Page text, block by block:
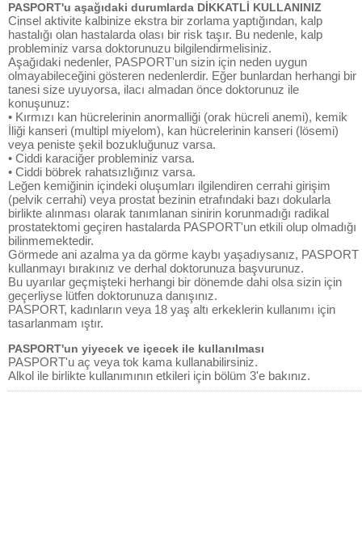
PASPORT'u aşağıdaki durumlarda DİKKATLİ KULLANINIZ
Cinsel aktivite kalbinize ekstra bir zorlama yaptığından, kalp
hastalığı olan hastalarda olası bir risk taşır. Bu nedenle, kalp
probleminiz varsa doktorunuzu bilgilendirmelisiniz.
Aşağıdaki nedenler, PASPORT'un sizin için neden uygun
olmayabileceğini gösteren nedenlerdir. Eğer bunlardan herhangi bir
tanesi size uyuyorsa, ilacı almadan önce doktorunuz ile
konuşunuz:
• Kırmızı kan hücrelerinin anormalliği (orak hücreli anemi), kemik
İliği kanseri (multipl miyelom), kan hücrelerinin kanseri (lösemi)
veya peniste şekil bozukluğunuz varsa.
• Ciddi karaciğer probleminiz varsa.
• Ciddi böbrek rahatsızlığınız varsa.
Leğen kemiğinin içindeki oluşumları ilgilendiren cerrahi girişim
(pelvik cerrahi) veya prostat bezinin etrafındaki bazı dokularla
birlikte alınması olarak tanımlanan sinirin korunmadığı radikal
prostatektomi geçiren hastalarda PASPORT'un etkili olup olmadığı
bilinmemektedir.
Görmede ani azalma ya da görme kaybı yaşadıysanız, PASPORT
kullanmayı bırakınız ve derhal doktorunuza başvurunuz.
Bu uyarılar geçmişteki herhangi bir dönemde dahi olsa sizin için
geçerliyse lütfen doktorunuza danışınız.
PASPORT, kadınların veya 18 yaş altı erkeklerin kullanımı için
tasarlanmam ıştır.
PASPORT'un yiyecek ve içecek ile kullanılması
PASPORT'u aç veya tok kama kullanabilirsiniz.
Alkol ile birlikte kullanımının etkileri için bölüm 3'e bakınız.